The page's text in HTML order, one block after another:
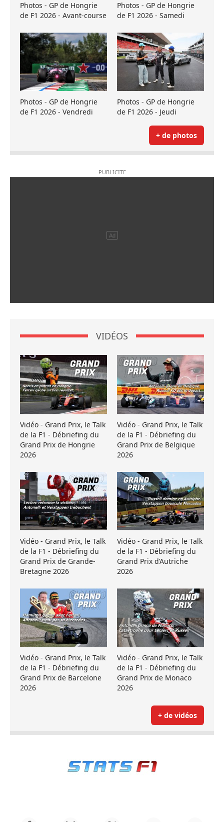
Photos - GP de Hongrie
de F1 2026 - Avant-course
Photos - GP de Hongrie
de F1 2026 - Samedi
Photos - GP de Hongrie
de F1 2026 - Vendredi
Photos - GP de Hongrie
de F1 2026 - Jeudi
+ de photos
VIDÉOS
Vidéo - Grand Prix, le Talk
de la F1 - Débriefing du
Grand Prix de Hongrie
2026
Vidéo - Grand Prix, le Talk
de la F1 - Débriefing du
Grand Prix de Belgique
2026
Vidéo - Grand Prix, le Talk
de la F1 - Débriefing du
Grand Prix de Grande-
Bretagne 2026
Vidéo - Grand Prix, le Talk
de la F1 - Débriefing du
Grand Prix d’Autriche
2026
Vidéo - Grand Prix, le Talk
de la F1 - Débriefing du
Grand Prix de Barcelone
2026
Vidéo - Grand Prix, le Talk
de la F1 - Débriefing du
Grand Prix de Monaco
2026
+ de vidéos